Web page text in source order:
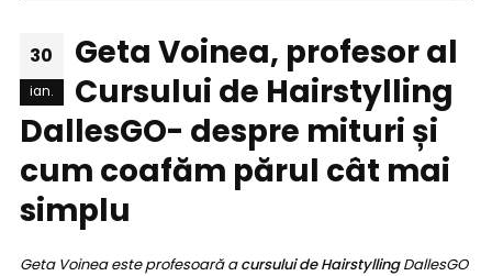
30
ian.
Geta Voinea, profesor al
Cursului de Hairstylling
DallesGO- despre mituri și
cum coafăm părul cât mai
simplu
Geta Voinea este profesoară acursului de HairstyllingDallesGO